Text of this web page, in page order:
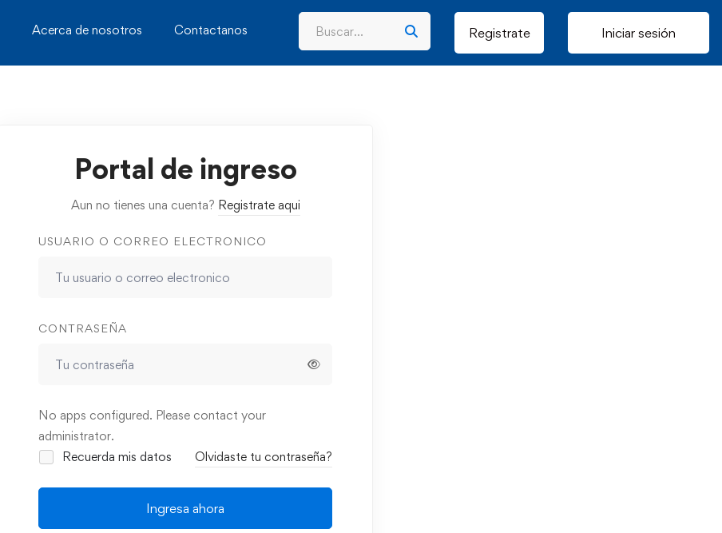
Acerca de nosotros Contactanos Registrate Iniciar sesión
Portal de ingreso
Aun no tienes una cuenta? Registrate aqui
USUARIO O CORREO ELECTRONICO
CONTRASEÑA
No apps configured. Please contact your
administrator.
Recuerda mis datos
Olvidaste tu contraseña?
Ingresa ahora